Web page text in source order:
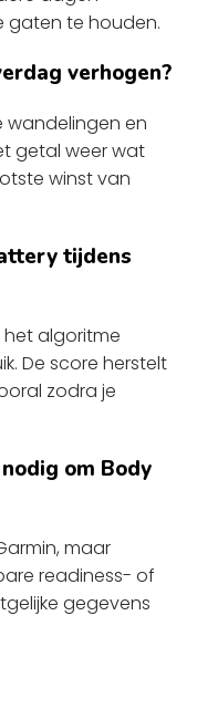
gaten te houden.
verhogen?
wandelingen en
getal weer wat
winst van
tijdens
het algoritme
De score herstelt
zodra je
om Body
maar
readiness- of
gegevens